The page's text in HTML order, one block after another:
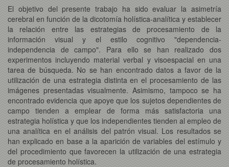
El objetivo del presente trabajo ha sido evaluar la asimetría
cerebral en función de la dicotomía holística-analítica y establecer
la relación entre las estrategias de procesamiento de la
información visual y el estilo cognitivo "dependencia-
independencia de campo". Para ello se han realizado dos
experimentos incluyendo material verbal y visoespacial en una
tarea de búsqueda. No se han encontrado datos a favor de la
utilización de una estrategia distinta en el procesamiento de las
imágenes presentadas visualmente. Asimismo, tampoco se ha
encontrado evidencia que apoye que los sujetos dependientes de
campo tienden a emplear de forma más satisfactoria una
estrategia holística y que los independientes tienden al empleo de
una analítica en el análisis del patrón visual. Los resultados se
han explicado en base a la aparición de variables del estímulo y
del procedimiento que favorecen la utilización de una estrategia
de procesamiento holística.